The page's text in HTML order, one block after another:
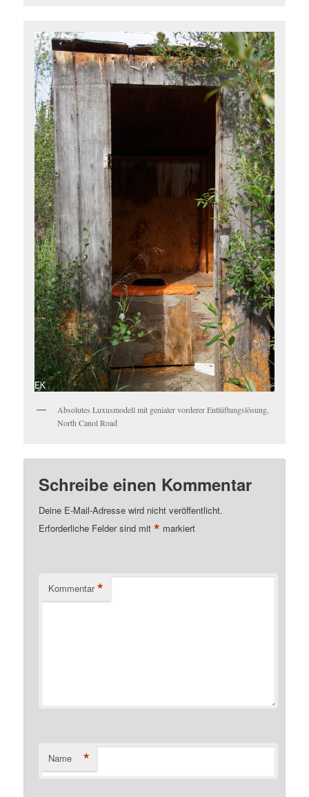
Absolutes Luxusmodell mit genialer vorderer Entlüftungslösung,
North Canol Road
Schreibe einen Kommentar
Deine E-Mail-Adresse wird nicht veröffentlicht.
Erforderliche Felder sind mit* markiert
Kommentar *
Name *